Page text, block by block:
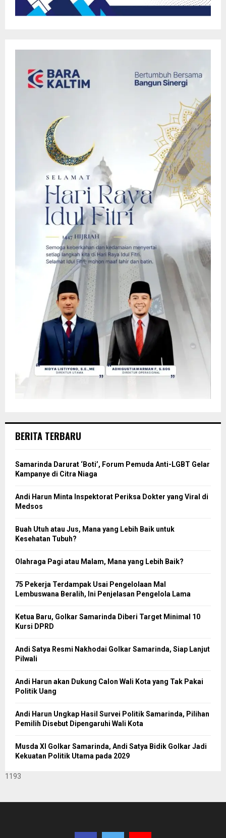
BERITA TERBARU
Samarinda Darurat ‘Boti’, Forum Pemuda Anti-LGBT Gelar
Kampanye di Citra Niaga
Andi Harun Minta Inspektorat Periksa Dokter yang Viral di
Medsos
Buah Utuh atau Jus, Mana yang Lebih Baik untuk
Kesehatan Tubuh?
Olahraga Pagi atau Malam, Mana yang Lebih Baik?
75 Pekerja Terdampak Usai Pengelolaan Mal
Lembuswana Beralih, Ini Penjelasan Pengelola Lama
Ketua Baru, Golkar Samarinda Diberi Target Minimal 10
Kursi DPRD
Andi Satya Resmi Nakhodai Golkar Samarinda, Siap Lanjut
Pilwali
Andi Harun akan Dukung Calon Wali Kota yang Tak Pakai
Politik Uang
Andi Harun Ungkap Hasil Survei Politik Samarinda, Pilihan
Pemilih Disebut Dipengaruhi Wali Kota
Musda XI Golkar Samarinda, Andi Satya Bidik Golkar Jadi
Kekuatan Politik Utama pada 2029
1193